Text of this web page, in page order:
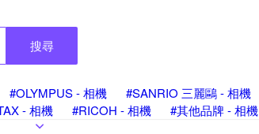
搜尋
#OLYMPUS - 相機 #SANRIO 三麗鷗 - 相機
- 相機 #RICOH - 相機 #其他品牌 - 相機